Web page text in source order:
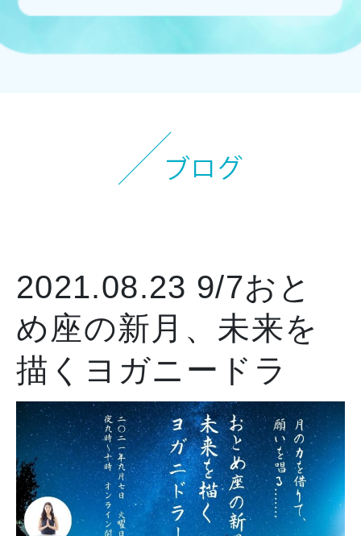
プライバシーポリシー
特定商取引法について
2021.08.23 9/7おと
め座の新月、未来を
描くヨガニードラ